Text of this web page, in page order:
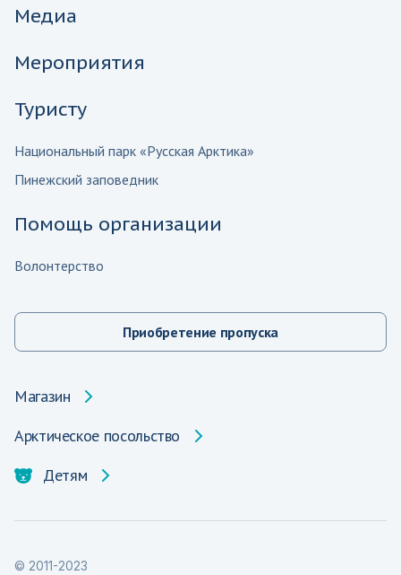
Медиа
Мероприятия
Туристу
Национальный парк «Русская Арктика»
Пинежский заповедник
Помощь организации
Волонтерство
Приобретение пропуска
Магазин
Арктическое посольство
Детям
© 2011-2023